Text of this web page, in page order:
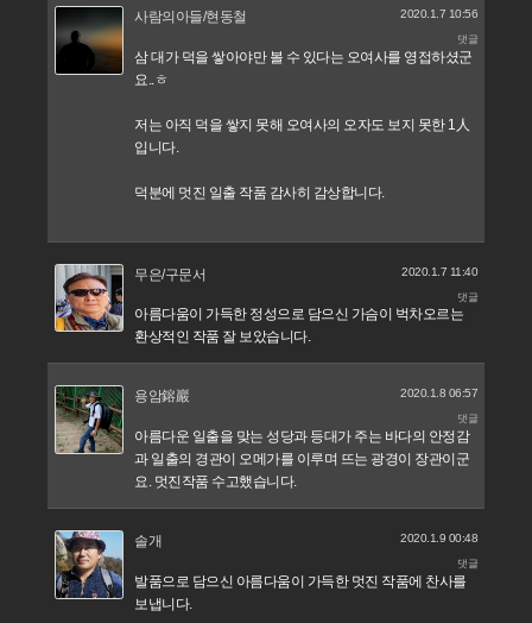
사람의아들/현동철 2020.1.7 10:56
댓글
삼 대가 덕을 쌓아야만 볼 수 있다는 오여사를 영접하셨군
요..ㅎ
저는 아직 덕을 쌓지 못해 오여사의 오자도 보지 못한 1人
입니다.
덕분에 멋진 일출 작품 감사히 감상합니다.
무은/구문서 2020.1.7 11:40
댓글
아름다움이 가득한 정성으로 담으신 가슴이 벅차오르는
환상적인 작품 잘 보았습니다.
용암鎔巖 2020.1.8 06:57
댓글
아름다운 일출을 맞는 성당과 등대가 주는 바다의 안정감
과 일출의 경관이 오메가를 이루며 뜨는 광경이 장관이군
요. 멋진작품 수고했습니다.
솔개 2020.1.9 00:48
댓글
발품으로 담으신 아름다움이 가득한 멋진 작품에 찬사를
보냅니다.